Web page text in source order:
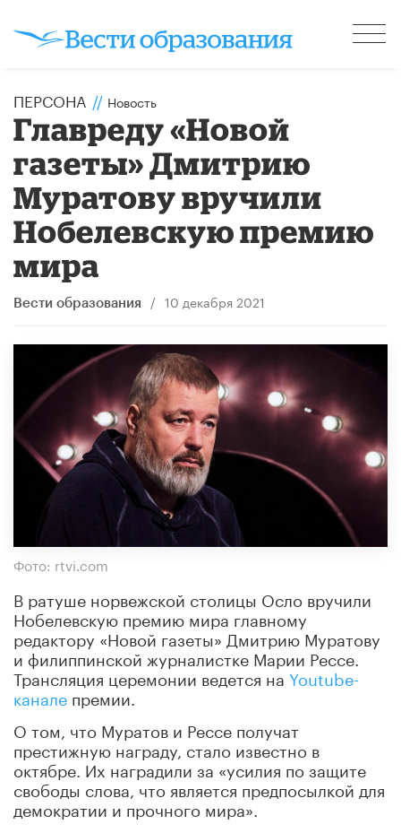
ПЕРСОНА // Новость
Главреду «Новой
газеты» Дмитрию
Муратову вручили
Нобелевскую премию
мира
Вести образования / 10 декабря 2021
Фото: rtvi.com
В ратуше норвежской столицы Осло вручили
Нобелевскую премию мира главному
редактору «Новой газеты» Дмитрию Муратову
и филиппинской журналистке Марии Рессе.
Трансляция церемонии ведется на Youtube-
канале премии.
О том, что Муратов и Рессе получат
престижную награду, стало известно в
октябре. Их наградили за «усилия по защите
свободы слова, что является предпосылкой для
демократии и прочного мира».